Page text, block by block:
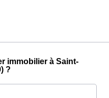
immobilier à Saint-
?